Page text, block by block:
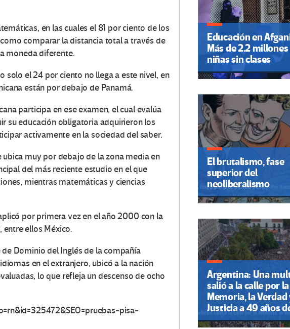
en las cuales el 81 por ciento de los
comparar la distancia total a través de
moneda diferente.
solo el 24 por ciento no llega a este nivel, en
están por debajo de Panamá.
participa en ese examen, el cual evalúa
su educación obligatoria adquirieron los
activamente en la sociedad del saber.
muy por debajo de la zona media en
del más reciente estudio en el que
mientras matemáticas y ciencias
por primera vez en el año 2000 con la
entre ellos México.
Dominio del Inglés de la compañía
en el extranjero, ubicó a la nación
lo que refleja un descenso de ocho
pisa-
Educación en
Más de 2.2
niñas sin clases
El brutalismo, fase
superior del
neoliberalismo
Argentina: Una
salió a la calle por la
Memoria, la Verdad
Justicia a 49 años